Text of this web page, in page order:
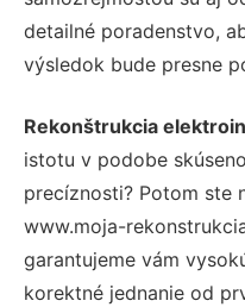
detailné poradenstvo,
výsledok bude presne
Rekonštrukcia
istotu v podobe
precíznosti? Potom ste
www.moja-
garantujeme vám
korektné jednanie od